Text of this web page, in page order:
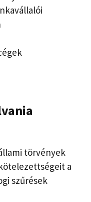
törvények
a
szűrések